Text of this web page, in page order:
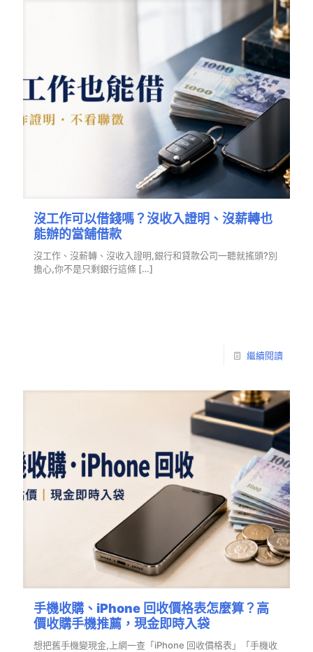
沒工作可以借錢嗎？沒收入證明、沒薪轉也
能辦的當舖借款
沒工作、沒薪轉、沒收入證明,銀行和貸款公司一聽就搖頭?別
擔心,你不是只剩銀行這條 […]
繼續閱讀
手機收購、iPhone 回收價格表怎麼算？高
價收購手機推薦，現金即時入袋
想把舊手機變現金,上網一查「iPhone 回收價格表」「手機收